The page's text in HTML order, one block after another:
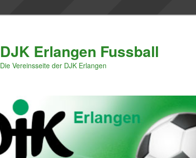
DJK Erlangen Fussball
Die Vereinsseite der DJK Erlangen